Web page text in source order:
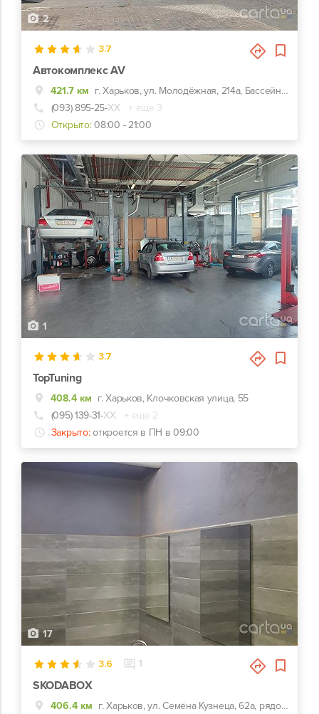
2
3.7
Автокомплекс AV
421.7 км
г. Харьков, ул. Молодёжная, 214а, Бассейн Нептун
(093) 895-25-ХХ
+ еще 3
Открыто: 08:00 - 21:00
1
3.7
TopTuning
408.4 км г. Харьков, Клочковская улица, 55
(095) 139-31-ХХ
+ еще 2
Закрыто: откроется в ПН в 09:00
17
3.6 1
SKODABOX
406.4 км
г. Харьков, ул. Семёна Кузнеца, 62а, рядом Воробьевы горы на Полях и Барс